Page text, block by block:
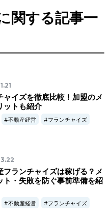
関する記事一
ャイズを徹底比較！加盟のメ
ットも紹介
不動産経営 フランチャイズ
フランチャイズは稼げる？メ
ト・失敗を防ぐ事前準備を紹
不動産経営 フランチャイズ